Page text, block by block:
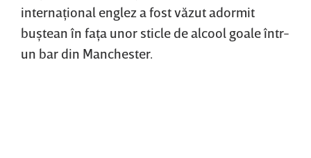
internaţional englez a fost văzut adormit
buştean în faţa unor sticle de alcool goale într-
un bar din Manchester.